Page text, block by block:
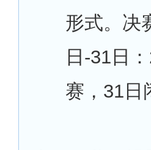
形式。决
日-31日
赛，31日